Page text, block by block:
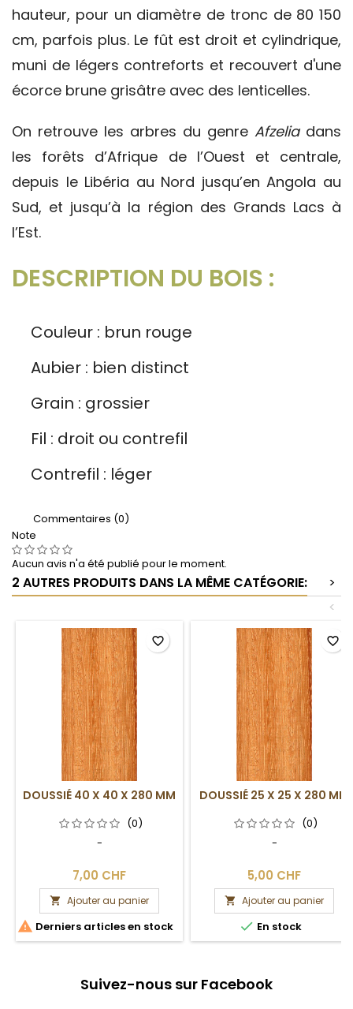
hauteur, pour un diamètre de tronc de 80 150
cm, parfois plus. Le fût est droit et cylindrique,
muni de légers contreforts et recouvert d'une
écorce brune grisâtre avec des lenticelles.
On retrouve les arbres du genre Afzeliadans
les forêts d’Afrique de l’Ouest et centrale,
depuis le Libéria au Nord jusqu’en Angola au
Sud, et jusqu’à la région des Grands Lacs à
l’Est.
DESCRIPTION DU BOIS :
Couleur : brun rouge
Aubier : bien distinct
Grain : grossier
Fil : droit ou contrefil
Contrefil : léger
Commentaires (0)
Note
Aucun avis n'a été publié pour le moment.
2 AUTRES PRODUITS DANS LA MÊME CATÉGORIE:
>
<
DOUSSIÉ 40 X 40 X 280 MM
(0)
-
7,00 CHF
 Ajouter au panier
 Derniers articles en stock
favorite_border
DOUSSIÉ 25 X 25 X 280 MM
(0)
-
5,00 CHF
 Ajouter au panier
 En stock
favorite_border
Suivez-nous sur Facebook